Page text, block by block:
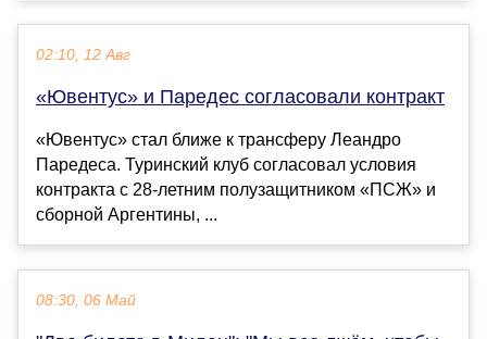
02:10, 12 Авг
«Ювентус» и Паредес согласовали контракт
«Ювентус» стал ближе к трансферу Леандро
Паредеса. Туринский клуб согласовал условия
контракта с 28-летним полузащитником «ПСЖ» и
сборной Аргентины, ...
08:30, 06 Май